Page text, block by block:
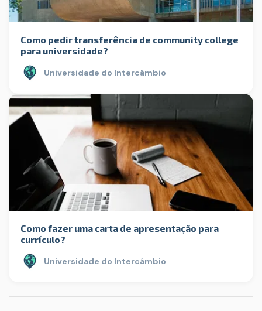
Como pedir transferência de community college
para universidade?
Universidade do Intercâmbio
Como fazer uma carta de apresentação para
currículo?
Universidade do Intercâmbio